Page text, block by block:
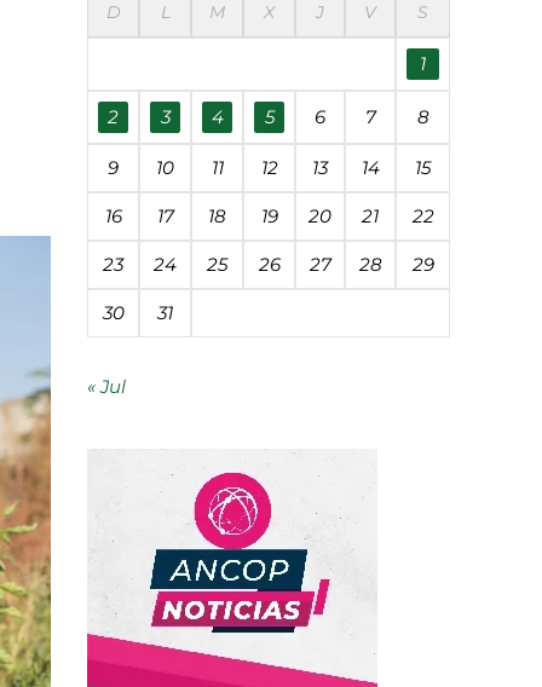
circular
circular
en Córdoba
D L M X J V S
1
2 3 4 5 6 7 8
9 10 11 12 13 14 15
16 17 18 19 20 21 22
23 24 25 26 27 28 29
30 31
« Jul